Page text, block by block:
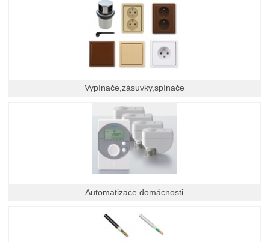
Vypínače,zásuvky,spínače
Automatizace domácnosti